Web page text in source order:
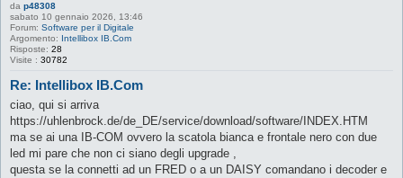
da p48308
sabato 10 gennaio 2026, 13:46
Forum: Software per il Digitale
Argomento: Intellibox IB.Com
Risposte: 28
Visite : 30782
Re: Intellibox IB.Com
ciao, qui si arriva
https://uhlenbrock.de/de_DE/service/download/software/INDEX.HTM
ma se ai una IB-COM ovvero la scatola bianca e frontale nero con due
led mi pare che non ci siano degli upgrade ,
questa se la connetti ad un FRED o a un DAISY comandano i decoder e